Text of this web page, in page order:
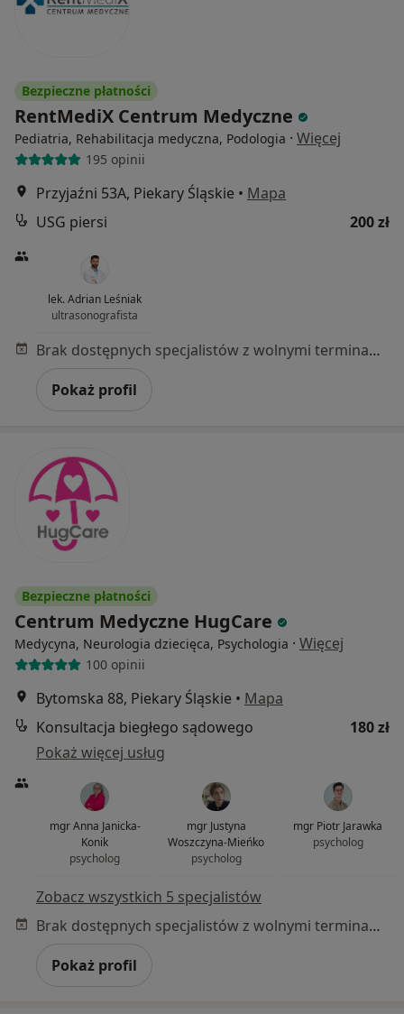
Bezpieczne płatności
RentMediX Centrum Medyczne
Pediatria, Rehabilitacja medyczna, Podologia · Więcej
195 opinii
Przyjaźni 53A, Piekary Śląskie • Mapa
USG piersi
200 zł
lek. Adrian Leśniak
ultrasonografista
Brak dostępnych specjalistów z wolnymi terminami w tym centrum medycznym.
Pokaż profil
Bezpieczne płatności
Centrum Medyczne HugCare
Medycyna, Neurologia dziecięca, Psychologia · Więcej
100 opinii
Bytomska 88, Piekary Śląskie • Mapa
Konsultacja biegłego sądowego
180 zł
Pokaż więcej usług
mgr Anna Janicka-
Konik
psycholog
mgr Justyna
Woszczyna-Mieńko
psycholog
mgr Piotr Jarawka
psycholog
Zobacz wszystkich 5 specjalistów
Brak dostępnych specjalistów z wolnymi terminami w tym centrum medycznym.
Pokaż profil